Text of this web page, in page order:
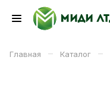
Главная – Каталог –